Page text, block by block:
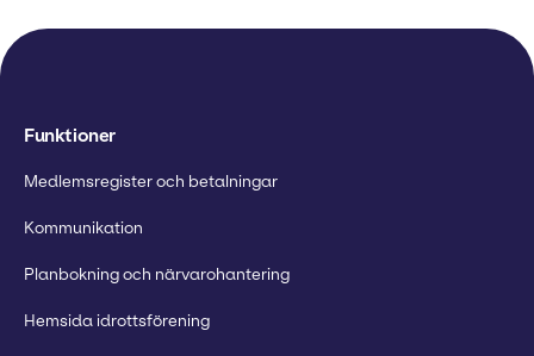
Funktioner
Medlemsregister och betalningar
Kommunikation
Planbokning och närvarohantering
Hemsida idrottsförening